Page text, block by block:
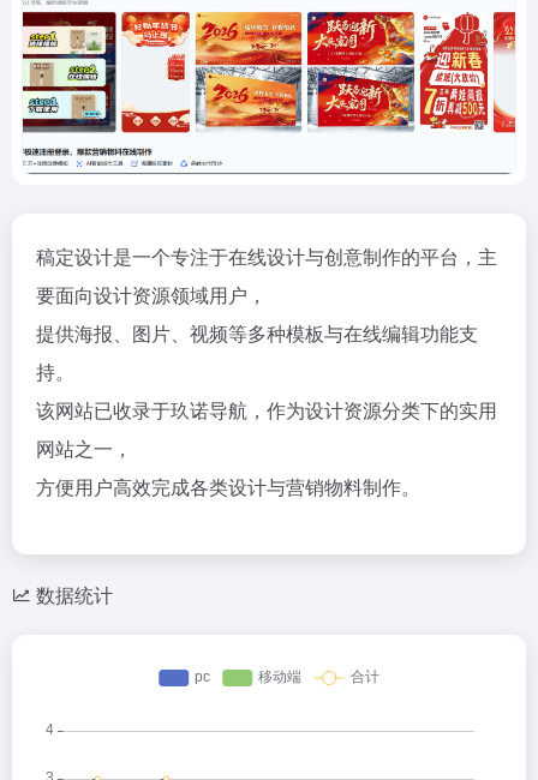
稿定设计是一个专注于在线设计与创意制作的平台，主
要面向设计资源领域用户，
提供海报、图片、视频等多种模板与在线编辑功能支
持。
该网站已收录于玖诺导航，作为设计资源分类下的实用
网站之一，
方便用户高效完成各类设计与营销物料制作。
数据统计